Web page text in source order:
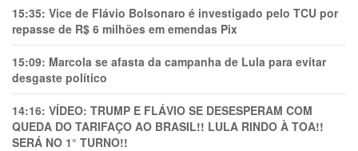
15:35: Vice de Flávio Bolsonaro é investigado pelo TCU por
repasse de R$ 6 milhões em emendas Pix
15:09: Marcola se afasta da campanha de Lula para evitar
desgaste político
14:16: VÍDEO: TRUMP E FLÁVIO SE DESESPERAM COM
QUEDA DO TARIFAÇO AO BRASIL!! LULA RINDO À TOA!!
SERÁ NO 1° TURNO!!